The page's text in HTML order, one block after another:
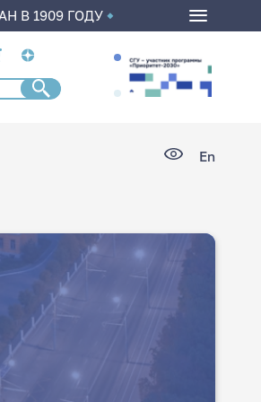
В 1909 ГОДУ
En